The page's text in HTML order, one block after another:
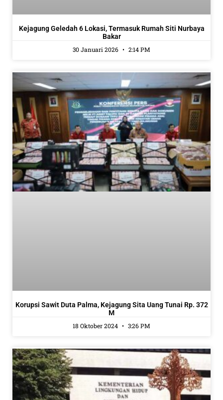
Kejagung Geledah 6 Lokasi, Termasuk Rumah Siti Nurbaya
Bakar
30 Januari 2026
2:14 PM
Korupsi Sawit Duta Palma, Kejagung Sita Uang Tunai Rp. 372
M
18 Oktober 2024
3:26 PM